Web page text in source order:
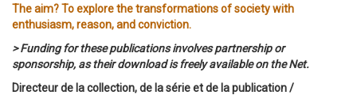
The aim? To explore the transformations of society with
enthusiasm, reason, and conviction.
> Funding for these publications involves partnership or
sponsorship, as their download is freely available on the Net.
Directeur de la collection, de la série et de la publication /